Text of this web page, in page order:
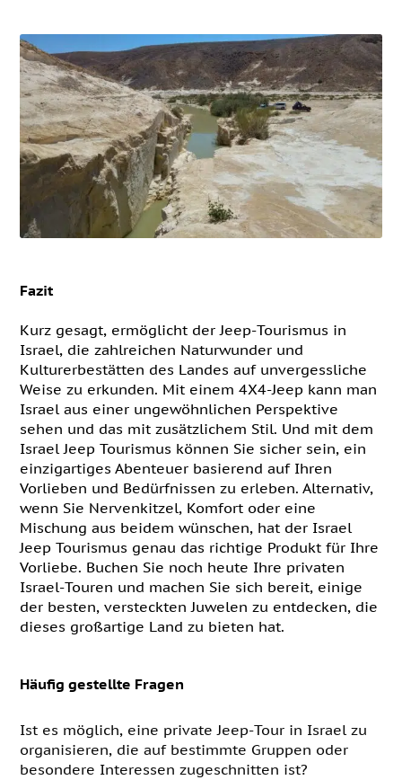
Fazit
Kurz gesagt, ermöglicht der Jeep-Tourismus in
Israel, die zahlreichen Naturwunder und
Kulturerbestätten des Landes auf unvergessliche
Weise zu erkunden. Mit einem 4X4-Jeep kann man
Israel aus einer ungewöhnlichen Perspektive
sehen und das mit zusätzlichem Stil. Und mit dem
Israel Jeep Tourismus können Sie sicher sein, ein
einzigartiges Abenteuer basierend auf Ihren
Vorlieben und Bedürfnissen zu erleben. Alternativ,
wenn Sie Nervenkitzel, Komfort oder eine
Mischung aus beidem wünschen, hat der Israel
Jeep Tourismus genau das richtige Produkt für Ihre
Vorliebe. Buchen Sie noch heute Ihre privaten
Israel-Touren und machen Sie sich bereit, einige
der besten, versteckten Juwelen zu entdecken, die
dieses großartige Land zu bieten hat.
Häufig gestellte Fragen
Ist es möglich, eine private Jeep-Tour in Israel zu
organisieren, die auf bestimmte Gruppen oder
besondere Interessen zugeschnitten ist?